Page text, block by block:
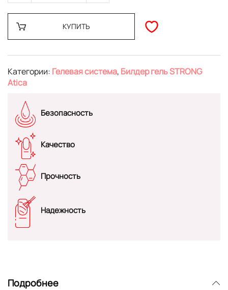
КУПИТЬ
Категории: Гелевая система, Билдер гель STRONG
Atica
Безопасность
Качество
Прочность
Надежность
Подробнее